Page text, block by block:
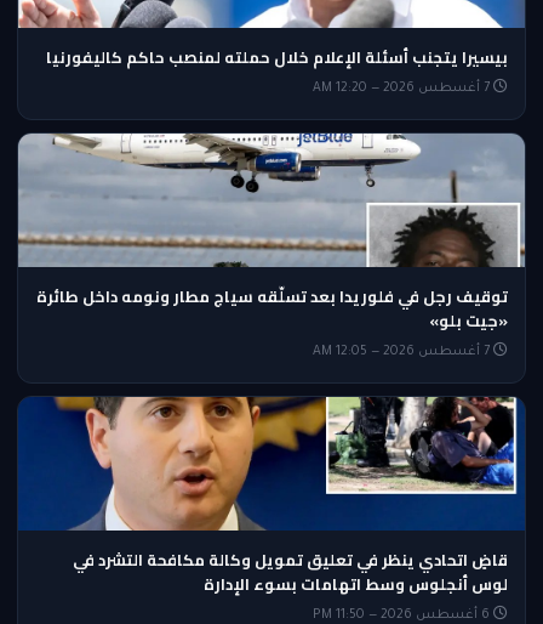
بيسيرا يتجنب أسئلة الإعلام خلال حملته لمنصب حاكم كاليفورنيا
توقيف رجل في فلوريدا بعد تسلّقه سياج مطار ونومه داخل طائرة
«جيت بلو»
قاضٍ اتحادي ينظر في تعليق تمويل وكالة مكافحة التشرد في
لوس أنجلوس وسط اتهامات بسوء الإدارة